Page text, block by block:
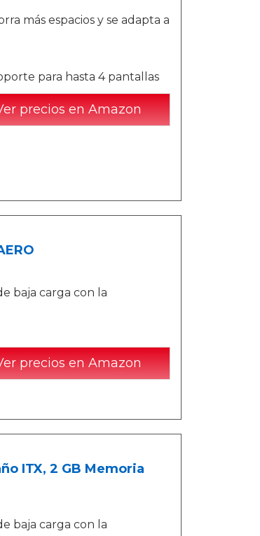
más espacios y se adapta a
para hasta 4 pantallas
precios en Amazon
baja carga con la
precios en Amazon
ITX, 2 GB Memoria
baja carga con la